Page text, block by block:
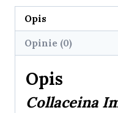
Opis
Opinie (0)
Opis
Collaceina